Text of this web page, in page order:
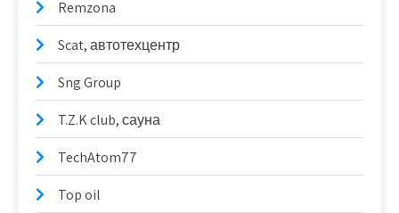
Remzona
Scat, автотехцентр
Sng Group
T.Z.K club, сауна
TechAtom77
Top oil